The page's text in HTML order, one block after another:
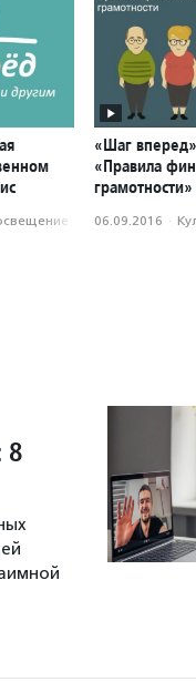
«Шаг
«Правила
грамотности»
06.09.2016 ·
8